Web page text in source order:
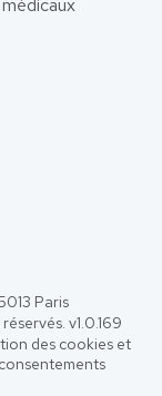
médicaux
Paris
v1.0.169
des cookies et
consentements